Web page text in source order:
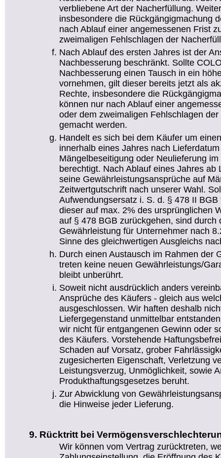
verbliebene Art der Nacherfüllung.
insbesondere die Rückgängigmachung
nach Ablauf einer angemessenen Frist
zweimaligen Fehlschlagen der
Nach Ablauf des ersten Jahres ist der
Nachbesserung beschränkt. Sollte
Nachbesserung einen Tausch in ein
vornehmen, gilt dieser bereits jetzt als
Rechte, insbesondere die
können nur nach Ablauf einer
oder dem zweimaligen Fehlschlagen
gemacht werden.
Handelt es sich bei dem Käufer um
innerhalb eines Jahres nach
Mängelbeseitigung oder Neulieferung
berechtigt. Nach Ablauf eines Jahres
seine Gewährleistungsansprüche auf
Zeitwertgutschrift nach unserer Wahl.
Aufwendungsersatz i. S. d. § 478 II
dieser auf max. 2% des ursprünglichen
auf § 478 BGB zurückgehen, sind durch
Gewährleistung für Unternehmer nach
Sinne des gleichwertigen Ausgleichs
Durch einen Austausch im Rahmen der
treten keine neuen Gewährleistungs/
bleibt unberührt.
Soweit nicht ausdrücklich anders
Ansprüche des Käufers - gleich aus
ausgeschlossen. Wir haften deshalb
Liefergegenstand unmittelbar
wir nicht für entgangenen Gewinn oder
des Käufers. Vorstehende
Schaden auf Vorsatz, grober
zugesicherten Eigenschaft, Verletzung
Leistungsverzug, Unmöglichkeit, sowie
Produkthaftungsgesetzes beruht.
Zur Abwicklung von
die Hinweise jeder Lieferung.
Rücktritt bei
Wir können vom Vertrag zurücktreten,